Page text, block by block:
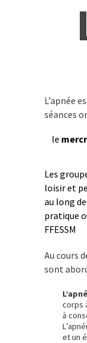
L’apnée
séances
le
Les
loisir et
au long
pratique
FFESSM
Au cours
sont
corps
à
et un